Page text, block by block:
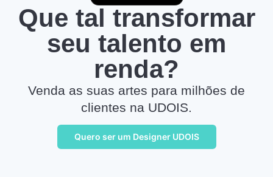
Que tal transformar
seu talento em
renda?
Venda as suas artes para milhões de
clientes na UDOIS.
Quero ser um Designer UDOIS